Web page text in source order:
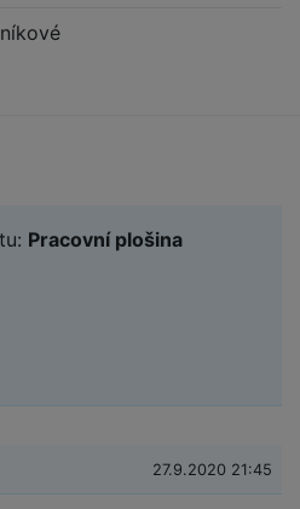
Pracovní plošina
27.9.2020 21:45